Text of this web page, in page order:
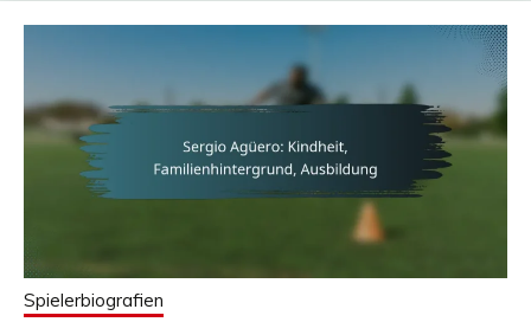
Spielerbiografien